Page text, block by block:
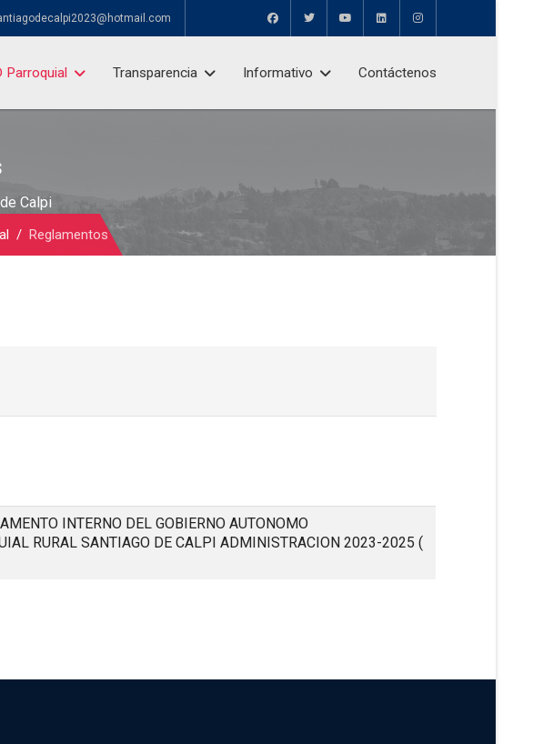
Parroquial Transparencia Informativo Contáctenos
Calpi
Reglamentos
INTERNO DEL GOBIERNO AUTONOMO
RURAL SANTIAGO DE CALPI ADMINISTRACION 2023-2025 (